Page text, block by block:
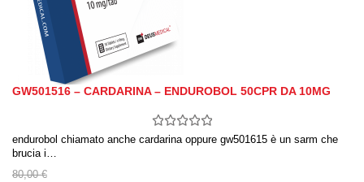
GW501516 – CARDARINA – ENDUROBOL 50CPR DA 10MG
endurobol chiamato anche cardarina oppure gw501615 è un sarm che
brucia i…
80,00 €